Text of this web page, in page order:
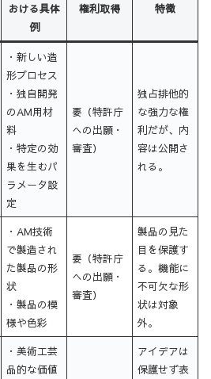
おける具体
例
権利取得 特徴
・新しい造
形プロセス
・独自開発
のAM用材
料
・特定の効
果を生むパ
ラメータ設
定
要（特許庁
への出願・
審査）
独占排他的
な強力な権
利だが、内
容は公開さ
れる。
・AM技術
で製造され
た製品の形
状
・製品の模
様や色彩
要（特許庁
への出願・
審査）
製品の見た
目を保護す
る。機能に
不可欠な形
状は対象
外。
・美術工芸
品的な価値
アイデアは
保護せず表